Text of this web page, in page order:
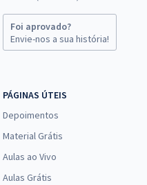
Foi aprovado?
Envie-nos a sua história!
PÁGINAS ÚTEIS
Depoimentos
Material Grátis
Aulas ao Vivo
Aulas Grátis